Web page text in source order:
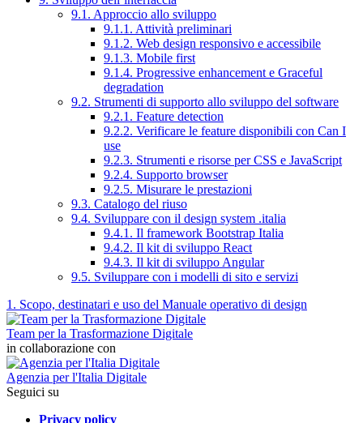
9.1. Approccio allo sviluppo
9.1.1. Attività preliminari
9.1.2. Web design responsivo e accessibile
9.1.3. Mobile first
9.1.4. Progressive enhancement e Graceful
degradation
9.2. Strumenti di supporto allo sviluppo del software
9.2.1. Feature detection
9.2.2. Verificare le feature disponibili con Can I
use
9.2.3. Strumenti e risorse per CSS e JavaScript
9.2.4. Supporto browser
9.2.5. Misurare le prestazioni
9.3. Catalogo del riuso
9.4. Sviluppare con il design system .italia
9.4.1. Il framework Bootstrap Italia
9.4.2. Il kit di sviluppo React
9.4.3. Il kit di sviluppo Angular
9.5. Sviluppare con i modelli di sito e servizi
1. Scopo, destinatari e uso del Manuale operativo di design
Team per la Trasformazione Digitale
in collaborazione con
Agenzia per l'Italia Digitale
Seguici su
Privacy policy